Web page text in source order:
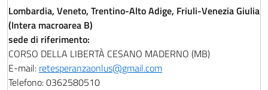
Lombardia, Veneto, Trentino-Alto Adige, Friuli-Venezia Giulia
(Intera macroarea B)
sede di riferimento:
CORSO DELLA LIBERTÀ CESANO MADERNO (MB)
E-mail: retesperanzaonlus@gmail.com
Telefono: 0362580510